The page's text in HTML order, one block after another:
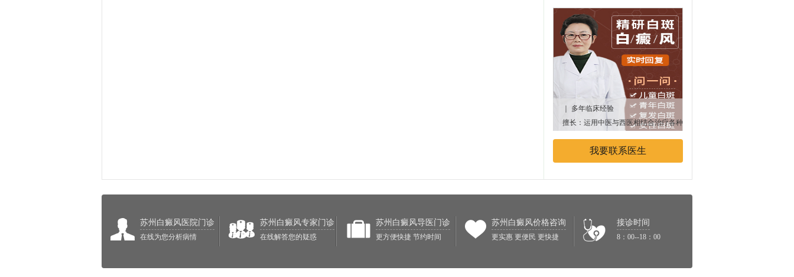
｜ 多年临床经验
擅长：运用中医与西医相结合治疗各种
我要联系医生
苏州白癜风医院门诊
在线为您分析病情
苏州白癜风专家门诊
在线解答您的疑惑
苏州白癜风导医门诊
更方便快捷 节约时间
苏州白癜风价格咨询
更实惠 更便民 更快捷
接诊时间
8：00--18：00